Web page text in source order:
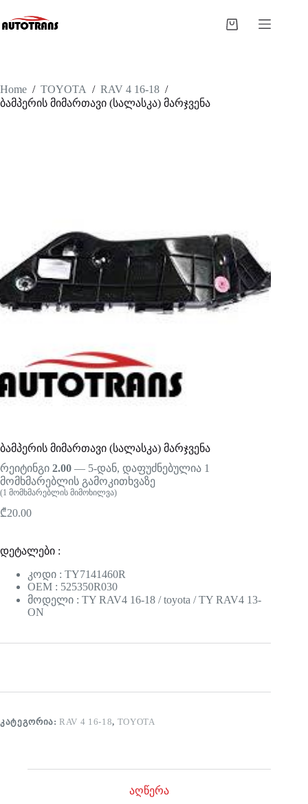
Home / TOYOTA / RAV 4 16-18 /
ბამპერის მიმართავი (სალასკა) მარჯვენა
ბამპერის მიმართავი (სალასკა) მარჯვენა
რეიტინგი 2.00 — 5-დან, დაფუძნებულია 1
მომხმარებლის გამოკითხვაზე
(1 მომხმარებლის მიმოხილვა)
₾20.00
დეტალები :
კოდი : TY7141460R
OEM : 525350R030
მოდელი : TY RAV4 16-18 / toyota / TY RAV4 13-
ON
ᲙᲐᲢᲔᲒᲝᲠᲘᲐ:RAV 4 16-18, TOYOTA
აღწერა